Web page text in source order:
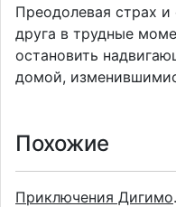
Преодолевая страх
друга в трудные
остановить
домой,
Похожие